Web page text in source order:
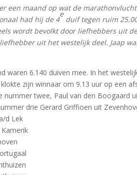
een maand op wat de
had hij de 4
e
duif tegen ruim
wordt bevolkt door liefhebbers uit
uit het westelijk deel. Jaap
waren 6.140 duiven mee. In het
zijn winnaar om 9.13 uur op een
nummer twee, Paul van den Boogaard
drie Gerard Griffioen uit
d Lek